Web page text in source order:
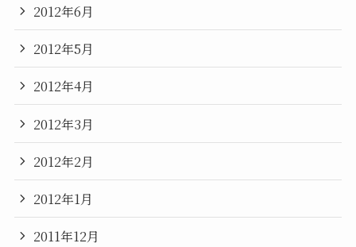
2012年6月
2012年5月
2012年4月
2012年3月
2012年2月
2012年1月
2011年12月